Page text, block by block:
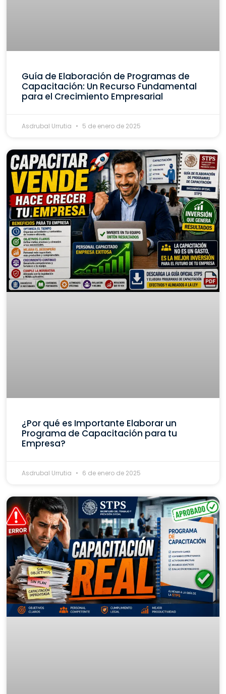
Guía de Elaboración de Programas de
Capacitación: Un Recurso Fundamental
para el Crecimiento Empresarial
Asdrubal Urrutia 5 de enero de 2025
¿Por qué es Importante Elaborar un
Programa de Capacitación para tu
Empresa?
Asdrubal Urrutia 6 de enero de 2025